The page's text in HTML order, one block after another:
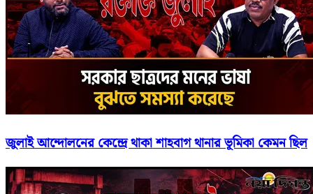
জুলাই আন্দোলনের কেন্দ্রে থাকা শাহবাগ থানার ভূমিকা কেমন ছিল